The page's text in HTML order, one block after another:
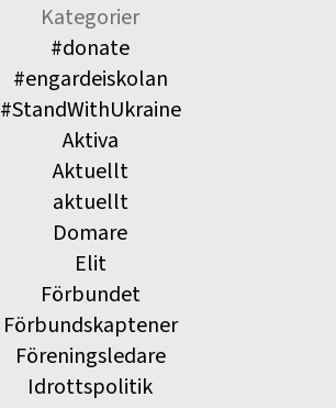
Kategorier
#donate
#engardeiskolan
#StandWithUkraine
Aktiva
Aktuellt
aktuellt
Domare
Elit
Förbundet
Förbundskaptener
Föreningsledare
Idrottspolitik